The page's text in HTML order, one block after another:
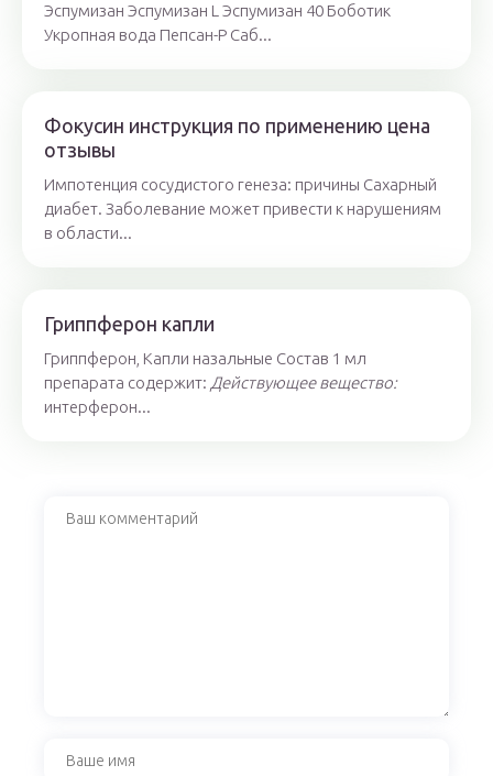
Эспумизан Эспумизан L Эспумизан 40 Боботик
Укропная вода Пепсан-Р Саб...
Фокусин инструкция по применению цена
отзывы
Импотенция сосудистого генеза: причины Сахарный
диабет. Заболевание может привести к нарушениям
в области...
Гриппферон капли
Гриппферон, Капли назальные Состав 1 мл
препарата содержит: Действующее вещество:
интерферон...